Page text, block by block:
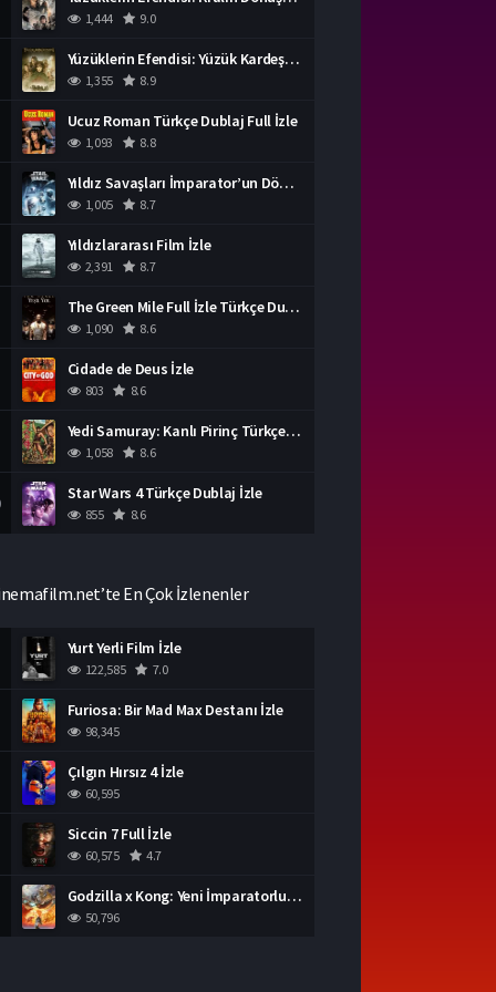
1,444 9.0
Yüzüklerin Efendisi: Yüzük Kardeşliği Türkçe Dublaj İzle
1,355 8.9
Ucuz Roman Türkçe Dublaj Full İzle
1,093 8.8
Yıldız Savaşları İmparator’un Dönüşü Türkçe Dublaj İzle
1,005 8.7
Yıldızlararası Film İzle
2,391 8.7
The Green Mile Full İzle Türkçe Dublaj
1,090 8.6
Cidade de Deus İzle
803 8.6
Yedi Samuray: Kanlı Pirinç Türkçe Dublaj İzle
1,058 8.6
Star Wars 4 Türkçe Dublaj İzle
855 8.6
En Çok İzlenenler
Yurt Yerli Film İzle
122,585 7.0
Furiosa: Bir Mad Max Destanı İzle
98,345
Çılgın Hırsız 4 İzle
60,595
Siccin 7 Full İzle
60,575 4.7
Godzilla x Kong: Yeni İmparatorluk İzle
50,796